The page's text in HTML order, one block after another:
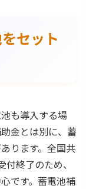
セット
も導入する場
金とは別に、蓄
ります。全国共
終了のため、
です。蓄電池補